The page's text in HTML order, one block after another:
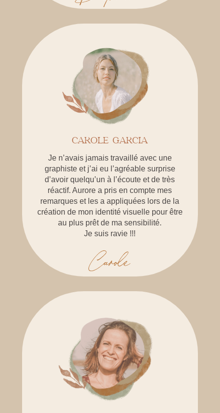
CAROLE GARCIA
Je n’avais jamais travaillé avec une
graphiste et j’ai eu l’agréable surprise
d’avoir quelqu’un à l’écoute et de très
réactif. Aurore a pris en compte mes
remarques et les a appliquées lors de la
création de mon identité visuelle pour être
au plus prêt de ma sensibilité.
Je suis ravie !!!
Carole